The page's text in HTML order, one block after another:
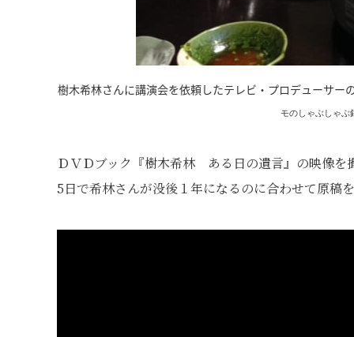
樹木希林さんに講演会を依頼したテレビ・プロデューサ
モのしゃぶしゃぶ
ＤＶＤブック『樹木希林 ある日の遺言』の映像を
5日で希林さんが没後１年になるのに合わせて原稿